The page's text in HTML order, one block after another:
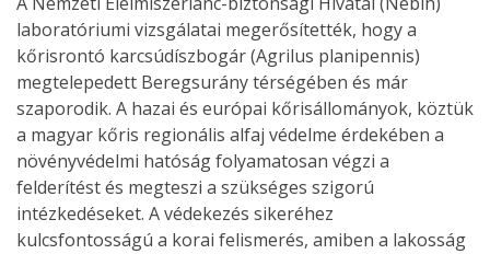
laboratóriumi vizsgálatai megerősítették, hogy a
kőrisrontó karcsúdíszbogár (Agrilus planipennis)
megtelepedett Beregsurány térségében és már
szaporodik. A hazai és európai kőrisállományok, köztük
a magyar kőris regionális alfaj védelme érdekében a
növényvédelmi hatóság folyamatosan végzi a
felderítést és megteszi a szükséges szigorú
intézkedéseket. A védekezés sikeréhez
kulcsfontosságú a korai felismerés, amiben a lakosság